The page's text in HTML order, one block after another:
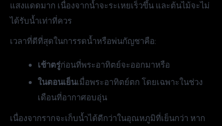
แสงแดดมาก เนื่องจากน้ำจะระเหยเร็วขึ้น และต้นไม้จะไม่
ได้รับน้ำเท่าที่ควร
เวลาที่ดีที่สุดในการรดน้ำหรือพ่นกัญชาคือ:
เช้าตรู่ก่อนที่พระอาทิตย์จะออกมาหรือ
ในตอนเย็นเมื่อพระอาทิตย์ตก โดยเฉพาะในช่วง
เดือนที่อากาศอบอุ่น
เนื่องจากรากจะเก็บน้ำได้ดีกว่าในอุณหภูมิที่เย็นกว่า หาก